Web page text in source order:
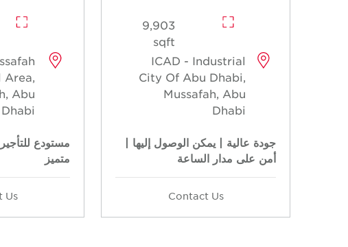
9,903
sqft
ICAD - Industrial
City Of Abu Dhabi,
Mussafah, Abu
Dhabi
جودة عالية | يمكن الوصول إليها |
أمن على مدار الساعة
Contact Us
Area,
Abu
Dhabi
مستودع
متميز
Us